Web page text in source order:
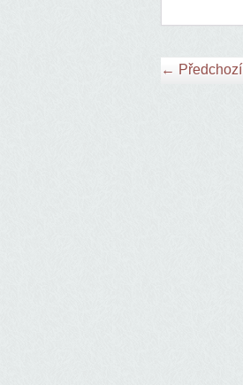
← Předchozí